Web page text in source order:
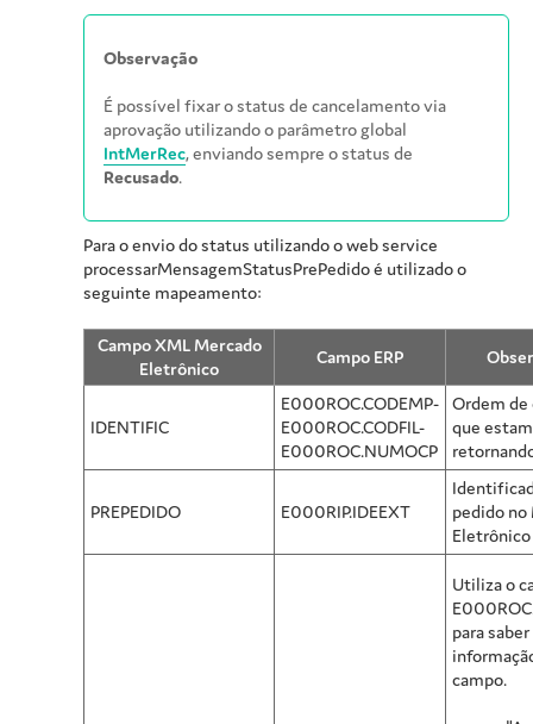
Observação
É possível fixar o status de cancelamento via
aprovação utilizando o parâmetro global
IntMerRec, enviando sempre o status de
Recusado.
Para o envio do status utilizando o web service
processarMensagemStatusPrePedido é utilizado o
seguinte mapeamento:
Campo XML Mercado
Eletrônico
Campo ERP
IDENTIFIC
E000ROC.CODEMP-
E000ROC.CODFIL-
E000ROC.NUMOCP
Ordem de
que
PREPEDIDO E000RIP.IDEEXT
pedido no
Eletrônico
Utiliza o
para
campo.